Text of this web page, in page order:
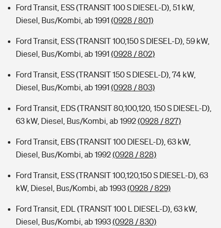
Ford Transit, ESS (TRANSIT 100 S DIESEL-D), 51 kW,
Diesel, Bus/Kombi, ab 1991 (0928 / 801)
Ford Transit, ESS (TRANSIT 100,150 S DIESEL-D), 59 kW,
Diesel, Bus/Kombi, ab 1991 (0928 / 802)
Ford Transit, ESS (TRANSIT 150 S DIESEL-D), 74 kW,
Diesel, Bus/Kombi, ab 1991 (0928 / 803)
Ford Transit, EDS (TRANSIT 80,100,120, 150 S DIESEL-D),
63 kW, Diesel, Bus/Kombi, ab 1992(0928 / 827)
Ford Transit, EBS (TRANSIT 100 DIESEL-D), 63 kW,
Diesel, Bus/Kombi, ab 1992(0928 / 828)
Ford Transit, ESS (TRANSIT 100,120,150 S DIESEL-D), 63
kW, Diesel, Bus/Kombi, ab 1993(0928 / 829)
Ford Transit, EDL (TRANSIT 100 L DIESEL-D), 63 kW,
Diesel, Bus/Kombi, ab 1993(0928 / 830)